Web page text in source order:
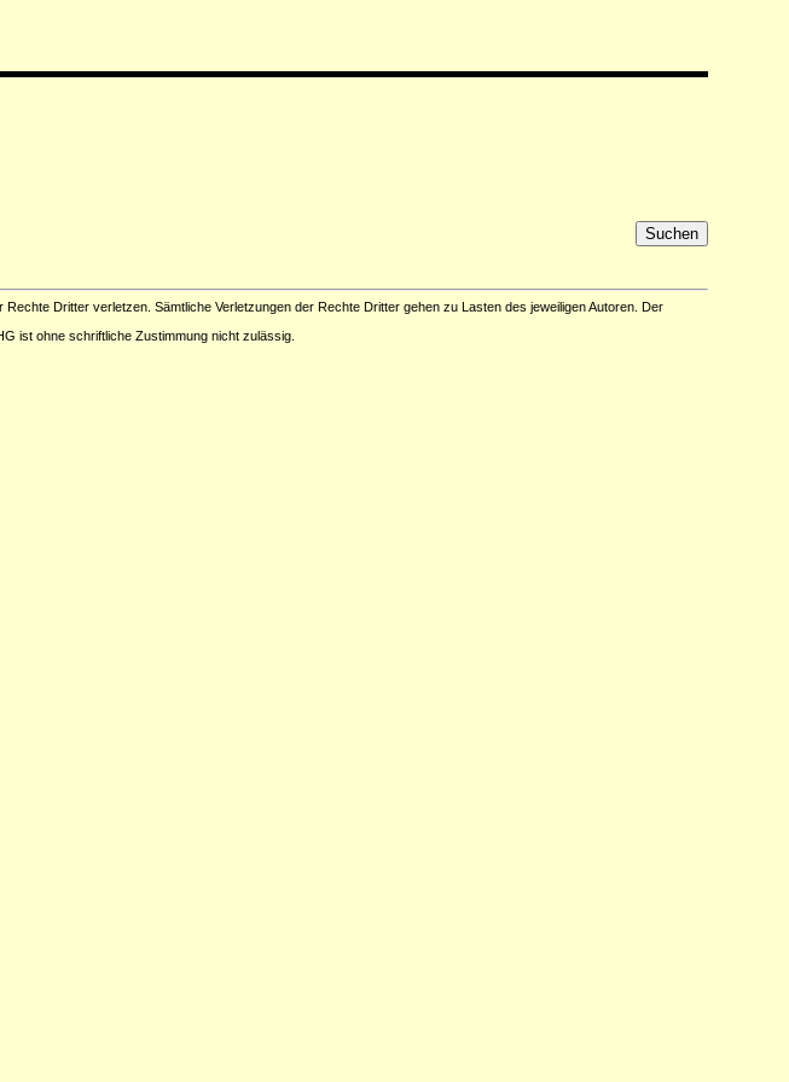
Dritter verletzen. Sämtliche Verletzungen der Rechte Dritter gehen zu Lasten des jeweiligen Autoren. Der
ist ohne schriftliche Zustimmung nicht zulässig.